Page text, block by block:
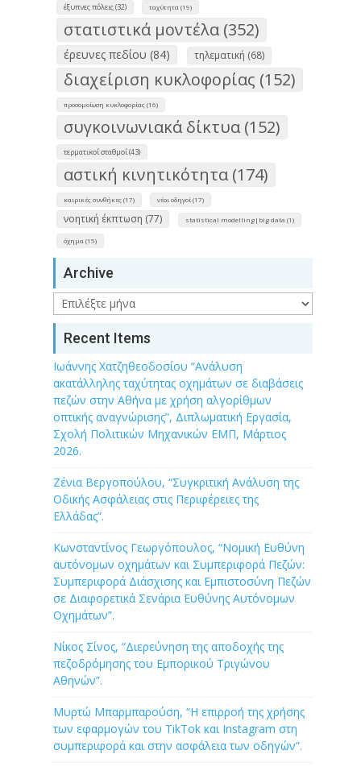
έξυπνες πόλεις (32) ταχύτητα (19)
στατιστικά μοντέλα (352)
έρευνες πεδίου (84) τηλεματική (68)
διαχείριση κυκλοφορίας (152)
προσομοίωση κυκλοφορίας (16)
συγκοινωνιακά δίκτυα (152)
τερματικοί σταθμοί (43)
αστική κινητικότητα (174)
καιρικές συνθήκες (17) νέοι οδηγοί (17)
νοητική έκπτωση (77) statistical modelling|big data (1)
όχημα (15)
Archive
Archive
Recent Items
Ιωάννης Χατζηθεοδοσίου “Ανάλυση
ακατάλληλης ταχύτητας οχημάτων σε διαβάσεις
πεζών στην Αθήνα με χρήση αλγορίθμων
οπτικής αναγνώρισης”, Διπλωματική Εργασία,
Σχολή Πολιτικών Μηχανικών ΕΜΠ, Μάρτιος
2026.
Ζένια Βεργοπούλου, “Συγκριτική Ανάλυση της
Οδικής Ασφάλειας στις Περιφέρειες της
Ελλάδας”.
Κωνσταντίνος Γεωργόπουλος, “Νομική Ευθύνη
αυτόνομων οχημάτων και Συμπεριφορά Πεζών:
Συμπεριφορά Διάσχισης και Εμπιστοσύνη Πεζών
σε Διαφορετικά Σενάρια Ευθύνης Αυτόνομων
Οχημάτων”.
Νίκος Σίνος, “Διερεύνηση της αποδοχής της
πεζοδρόμησης του Εμπορικού Τριγώνου
Αθηνών”.
Μυρτώ Μπαρμπαρούση, “Η επιρροή της χρήσης
των εφαρμογών του TikTok και Instagram στη
συμπεριφορά και στην ασφάλεια των οδηγών”.